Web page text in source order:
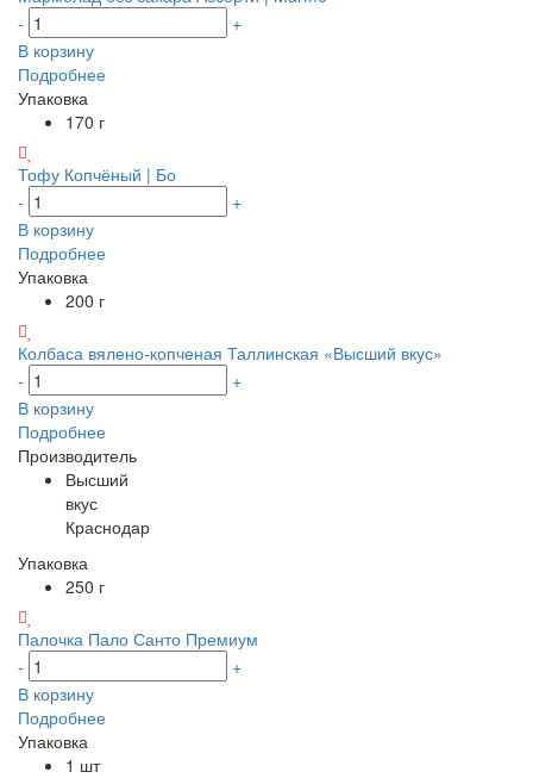
-
+
В корзину
Подробнее
Упаковка
170 г
Тофу Копчёный | Бо
-
+
В корзину
Подробнее
Упаковка
200 г
Колбаса вялено-копченая Таллинская «Высший вкус»
-
+
В корзину
Подробнее
Производитель
Высший
вкус
Краснодар
Упаковка
250 г
Палочка Пало Санто Премиум
-
+
В корзину
Подробнее
Упаковка
1 шт